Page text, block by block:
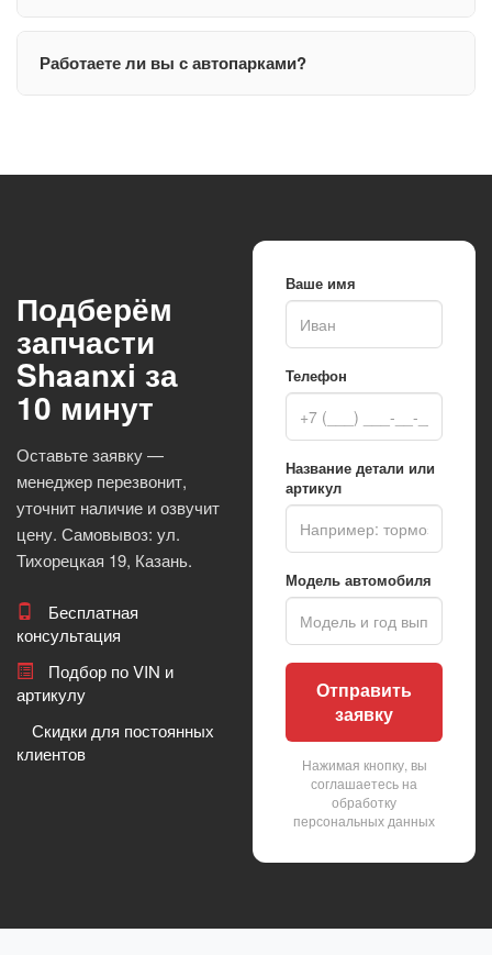
Работаете ли вы с автопарками?
Подберём
запчасти
Shaanxi за
10 минут
Оставьте заявку —
менеджер перезвонит,
уточнит наличие и озвучит
цену. Самовывоз: ул.
Тихорецкая 19, Казань.
Бесплатная
консультация
Подбор по VIN и
артикулу
Скидки для постоянных
клиентов
Ваше имя
Телефон
Название детали или
артикул
Модель автомобиля
Отправить
заявку
Нажимая кнопку, вы
соглашаетесь на
обработку
персональных данных